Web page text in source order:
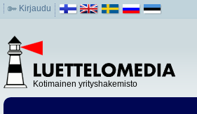
Kirjaudu
Kotimainen yrityshakemisto